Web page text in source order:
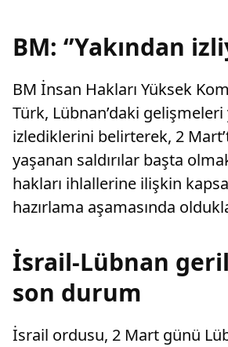
BM: ‘’Yakından
BM İnsan Hakları Yüksek
Türk, Lübnan’daki gelişmeleri
izlediklerini belirterek, 2
yaşanan saldırılar başta
hakları ihlallerine ilişkin
hazırlama aşamasında
İsrail-Lübnan
son durum
İsrail ordusu, 2 Mart günü